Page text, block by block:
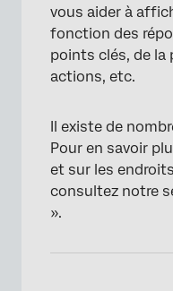
vous aider à
fonction des
points clés, de
actions, etc.
Il existe de
Pour en savoir
et sur les
consultez notre
».